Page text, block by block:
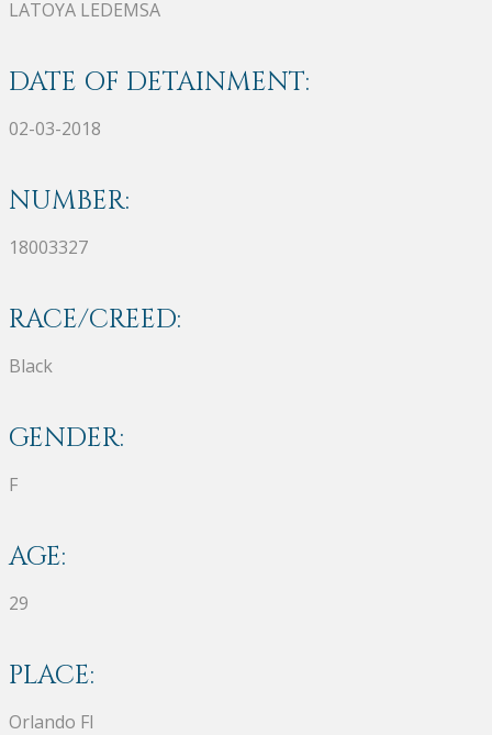
LATOYA LEDEMSA
DATE OF DETAINMENT:
02-03-2018
NUMBER:
18003327
RACE/CREED:
Black
GENDER:
F
AGE:
29
PLACE:
Orlando Fl